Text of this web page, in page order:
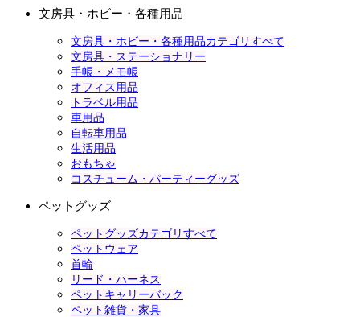
文房具・ホビー・各種用品
文房具・ホビー・各種用品カテゴリすべて
文房具・ステーショナリー
手帳・メモ帳
オフィス用品
トラベル用品
車用品
自転車用品
生活用品
おもちゃ
コスチューム・パーティーグッズ
ペットグッズ
ペットグッズカテゴリすべて
ペットウェア
首輪
リード・ハーネス
ペットキャリーバック
ペット雑貨・家具